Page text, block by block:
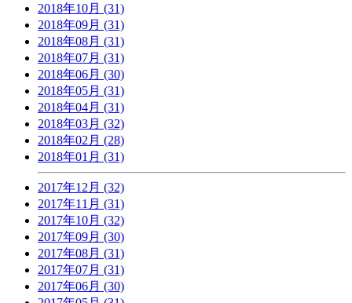
2018年10月 (31)
2018年09月 (31)
2018年08月 (31)
2018年07月 (31)
2018年06月 (30)
2018年05月 (31)
2018年04月 (31)
2018年03月 (32)
2018年02月 (28)
2018年01月 (31)
2017年12月 (32)
2017年11月 (31)
2017年10月 (32)
2017年09月 (30)
2017年08月 (31)
2017年07月 (31)
2017年06月 (30)